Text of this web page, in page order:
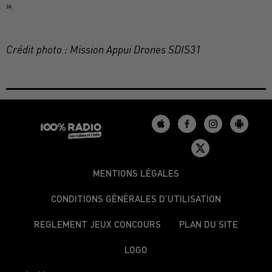
».
Crédit photo : Mission Appui Drones SDIS31
MENTIONS LÉGALES
CONDITIONS GÉNÉRALES D’UTILISATION
REGLEMENT JEUX CONCOURS PLAN DU SITE
LOGO